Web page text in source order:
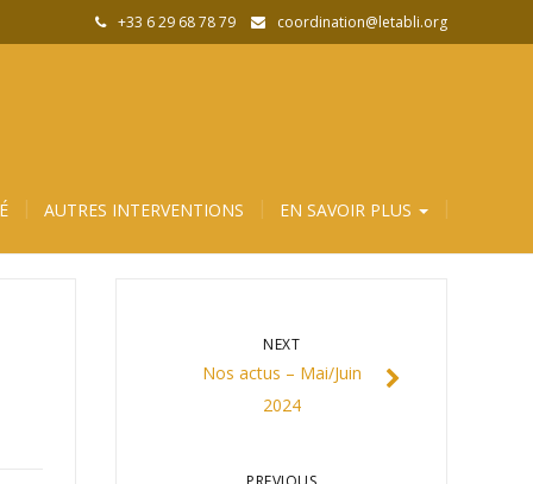
+33 6 29 68 78 79 coordination@letabli.org
AUTRES INTERVENTIONS EN SAVOIR PLUS
NEXT
Nos actus – Mai/Juin
2024